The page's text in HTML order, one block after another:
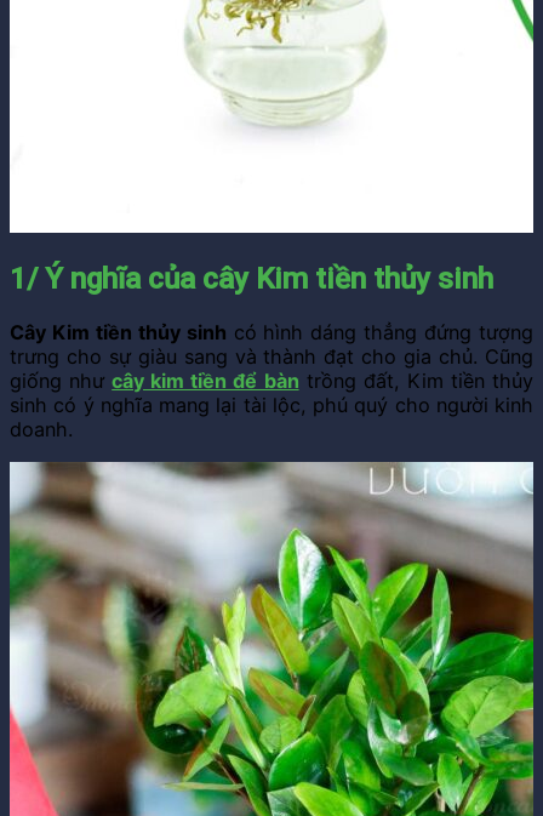
1/ Ý nghĩa của cây Kim tiền thủy sinh
Cây Kim tiền thủy sinh có hình dáng thẳng đứng tượng
trưng cho sự giàu sang và thành đạt cho gia chủ. Cũng
giống nhưcây kim tiền để bàn trồng đất, Kim tiền thủy
sinh có ý nghĩa mang lại tài lộc, phú quý cho người kinh
doanh.